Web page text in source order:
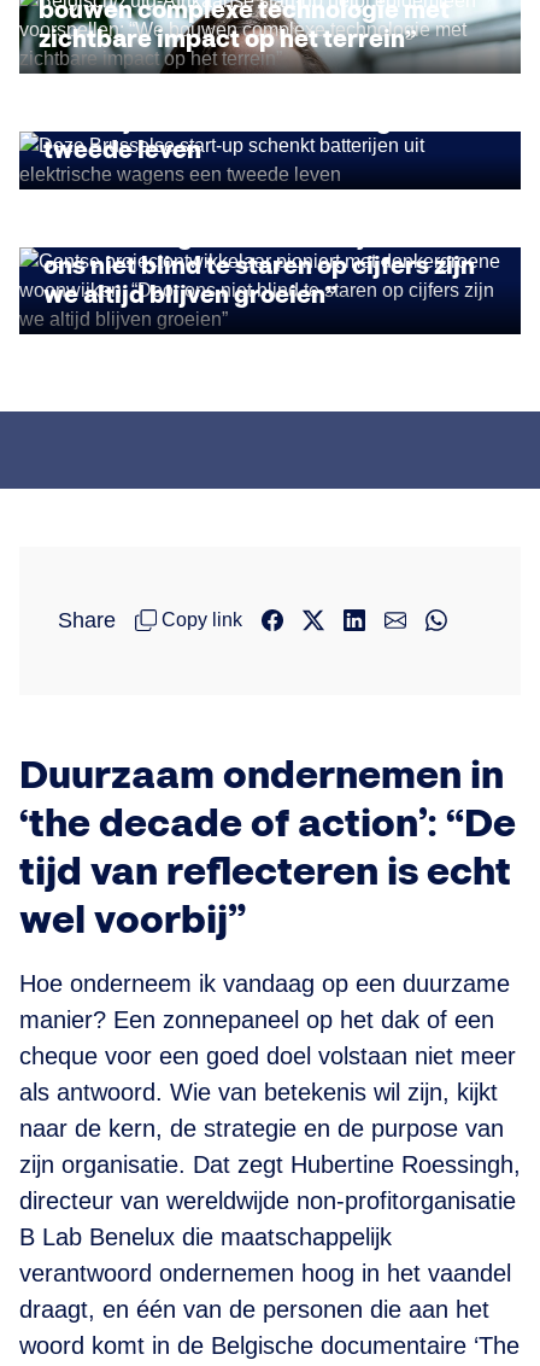
bouwen complexe technologie met
zichtbare impact op het terrein”
IMPACT ONDERNEMEN
tweede leven
DUURZAAM ONDERNEMEN
ons niet blind te staren op cijfers zijn
we altijd blijven groeien”
Share Copy link
Duurzaam ondernemen in
‘the decade of action’: “De
tijd van reflecteren is echt
wel voorbij”
Hoe onderneem ik vandaag op een duurzame
manier? Een zonnepaneel op het dak of een
cheque voor een goed doel volstaan niet meer
als antwoord. Wie van betekenis wil zijn, kijkt
naar de kern, de strategie en de purpose van
zijn organisatie. Dat zegt Hubertine Roessingh,
directeur van wereldwijde non-profitorganisatie
B Lab Benelux die maatschappelijk
verantwoord ondernemen hoog in het vaandel
draagt, en één van de personen die aan het
woord komt in de Belgische documentaire ‘The